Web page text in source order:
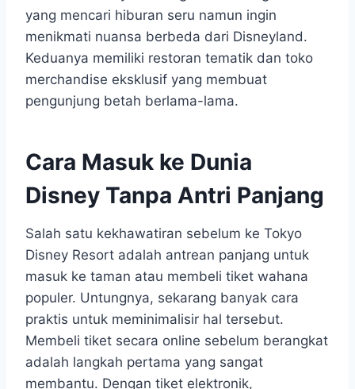
yang mencari hiburan seru namun ingin
menikmati nuansa berbeda dari Disneyland.
Keduanya memiliki restoran tematik dan toko
merchandise eksklusif yang membuat
pengunjung betah berlama-lama.
Cara Masuk ke Dunia
Disney Tanpa Antri Panjang
Salah satu kekhawatiran sebelum ke Tokyo
Disney Resort adalah antrean panjang untuk
masuk ke taman atau membeli tiket wahana
populer. Untungnya, sekarang banyak cara
praktis untuk meminimalisir hal tersebut.
Membeli tiket secara online sebelum berangkat
adalah langkah pertama yang sangat
membantu. Dengan tiket elektronik,